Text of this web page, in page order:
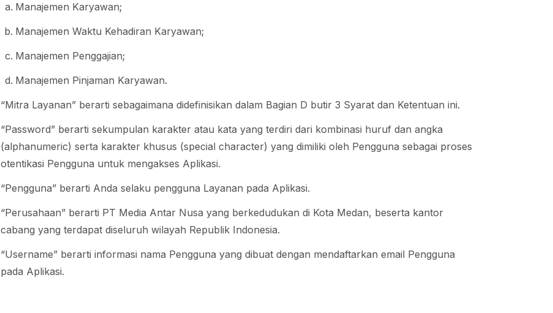
Manajemen Karyawan;
Manajemen Waktu Kehadiran Karyawan;
Manajemen Penggajian;
Manajemen Pinjaman Karyawan.
“Mitra Layanan” berarti sebagaimana didefinisikan dalam Bagian D butir 3 Syarat dan Ketentuan ini.
“Password” berarti sekumpulan karakter atau kata yang terdiri dari kombinasi huruf dan angka
(alphanumeric) serta karakter khusus (special character) yang dimiliki oleh Pengguna sebagai proses
otentikasi Pengguna untuk mengakses Aplikasi.
“Pengguna” berarti Anda selaku pengguna Layanan pada Aplikasi.
“Perusahaan” berarti PT Media Antar Nusa yang berkedudukan di Kota Medan, beserta kantor
cabang yang terdapat diseluruh wilayah Republik Indonesia.
“Username” berarti informasi nama Pengguna yang dibuat dengan mendaftarkan email Pengguna
pada Aplikasi.